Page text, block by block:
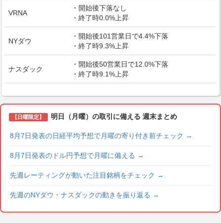
VRNA
・開始後下落なし
・終了時0.0%上昇
NYダウ
・開始後101営業日で4.4%下落
・終了時9.3%上昇
ナスダック
・開始後50営業日で12.0%下落
・終了時9.1%上昇
【日曜限定】 明日（月曜）の取引に備える 週末まとめ
8月7日発表の日経平均予想で月曜の寄り付き前チェック →
8月7日発表のドル円予想で月曜に備える →
先週レーティングが動いた注目銘柄をチェック →
先週のNYダウ・ナスダックの動きを振り返る →